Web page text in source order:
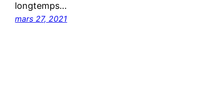
longtemps…
mars 27, 2021